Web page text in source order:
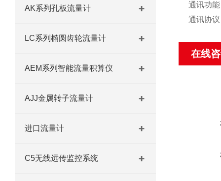
AK系列孔板流量计
LC系列椭圆齿轮流量计
AEM系列智能流量积算仪
AJJ金属转子流量计
进口流量计
C5无线远传监控系统
通讯功
通讯协
在线